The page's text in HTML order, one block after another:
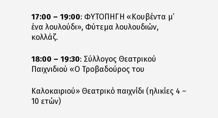
17:00 – 19:00: ΦΥΤΟΠΗΓΗ «Κουβέντα μ’
ένα λουλούδι», Φύτεμα λουλουδιών,
κολλάζ.
18:00 – 19:30: Σύλλογος Θεατρικού
Παιχνιδιού «Ο Τροβαδούρος του
Καλοκαιριού» Θεατρικό παιχνίδι (ηλικίες 4 –
10 ετών)